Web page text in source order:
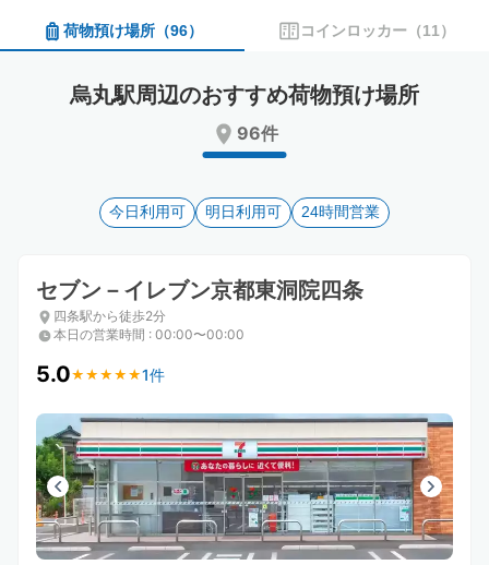
calendar
and
date.
the
keyboard
shortcuts
for
changing
dates.
calendar
and
a
date.
mark
key
the
keyboard
shortcuts
for
changing
dates.
荷物預け場所 （96） コインロッカー （11）
烏丸駅周辺のおすすめ荷物預け場所
96件
今日利用可 明日利用可 24時間営業
セブン－イレブン京都東洞院四条
四条駅から徒歩2分
本日の営業時間 : 00:00〜00:00
5.0★ ★ ★ ★ ★
★ ★ ★ ★ ★1件